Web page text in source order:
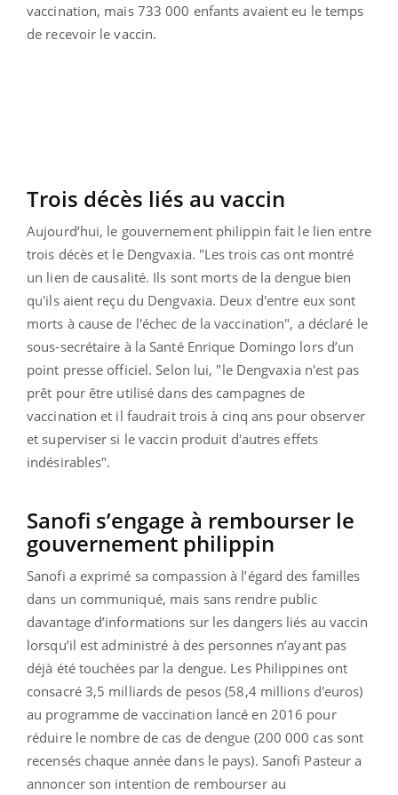
vaccination, mais 733 000 enfants avaient eu le temps
de recevoir le vaccin.
Trois décès liés au vaccin
Aujourd’hui, le gouvernement philippin fait le lien entre
trois décès et le Dengvaxia. "Les trois cas ont montré
un lien de causalité. Ils sont morts de la dengue bien
qu'ils aient reçu du Dengvaxia. Deux d'entre eux sont
morts à cause de l'échec de la vaccination", a déclaré le
sous-secrétaire à la Santé Enrique Domingo lors d’un
point presse officiel. Selon lui, "le Dengvaxia n'est pas
prêt pour être utilisé dans des campagnes de
vaccination et il faudrait trois à cinq ans pour observer
et superviser si le vaccin produit d'autres effets
indésirables".
Sanofi s’engage à rembourser le
gouvernement philippin
Sanofi a exprimé sa compassion à l’égard des familles
dans un communiqué, mais sans rendre public
davantage d’informations sur les dangers liés au vaccin
lorsqu’il est administré à des personnes n’ayant pas
déjà été touchées par la dengue. Les Philippines ont
consacré 3,5 milliards de pesos (58,4 millions d'euros)
au programme de vaccination lancé en 2016 pour
réduire le nombre de cas de dengue (200 000 cas sont
recensés chaque année dans le pays). Sanofi Pasteur a
annoncer son intention de rembourser au